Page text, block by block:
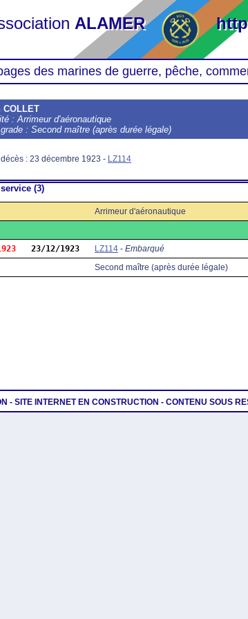
ALAMER
des marines de guerre, pêche,
COLLET
: Arrimeur d'aéronautique
: Second maître (après durée légale)
: 23 décembre 1923 - LZ114
(3)
Arrimeur d'aéronautique
23/12/1923 LZ114 - Embarqué
Second maître (après durée légale)
- SITE INTERNET EN CONSTRUCTION - CONTENU SOUS